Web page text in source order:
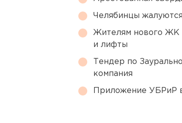
Челябинцы
Жителям нового ЖК
и лифты
Тендер по
компания
Приложение УБРиР